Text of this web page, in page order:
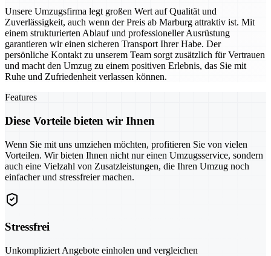
Unsere Umzugsfirma legt großen Wert auf Qualität und
Zuverlässigkeit, auch wenn der Preis ab Marburg attraktiv ist. Mit
einem strukturierten Ablauf und professioneller Ausrüstung
garantieren wir einen sicheren Transport Ihrer Habe. Der
persönliche Kontakt zu unserem Team sorgt zusätzlich für Vertrauen
und macht den Umzug zu einem positiven Erlebnis, das Sie mit
Ruhe und Zufriedenheit verlassen können.
Features
Diese Vorteile bieten wir Ihnen
Wenn Sie mit uns umziehen möchten, profitieren Sie von vielen
Vorteilen. Wir bieten Ihnen nicht nur einen Umzugsservice, sondern
auch eine Vielzahl von Zusatzleistungen, die Ihren Umzug noch
einfacher und stressfreier machen.
Stressfrei
Unkompliziert Angebote einholen und vergleichen